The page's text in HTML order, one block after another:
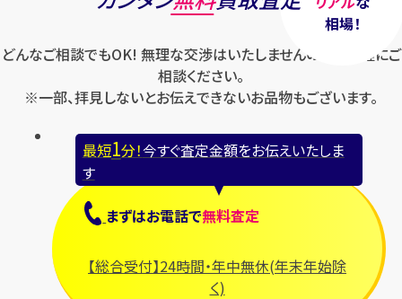
相場！
どんなご相談でもOK! 無理な交渉はいたしませんのでお気軽にご
相談ください。
※一部、拝見しないとお伝えできないお品物もございます。
最短1分！今すぐ査定金額をお伝えいたしま
す
まずはお電話で無料査定
【総合受付】24時間・年中無休(年末年始除
く)